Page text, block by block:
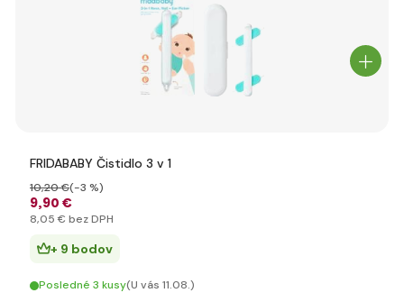
FRIDABABY Čistidlo 3 v 1
9,90 €
10,20 €(-3 %)
8,05 € bez DPH
+ 9 bodov
Posledné 3 kusy(U vás 11.08.)